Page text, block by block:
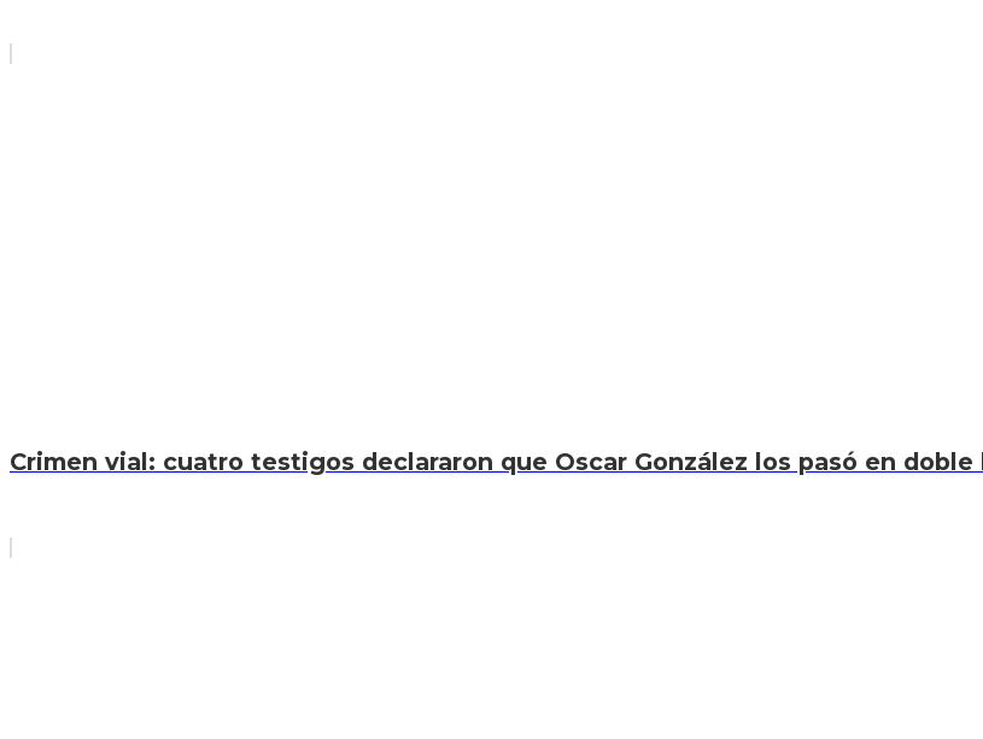
Crimen vial: cuatro testigos declararon que Oscar González los pasó en doble